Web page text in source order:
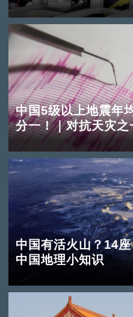
中国5级以上地震年
分一！｜对抗天灾之
中国有活火山？14
中国地理小知识